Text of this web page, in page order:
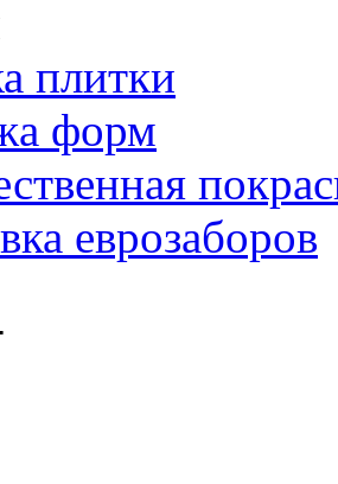
плитки
форм
еврозаборов